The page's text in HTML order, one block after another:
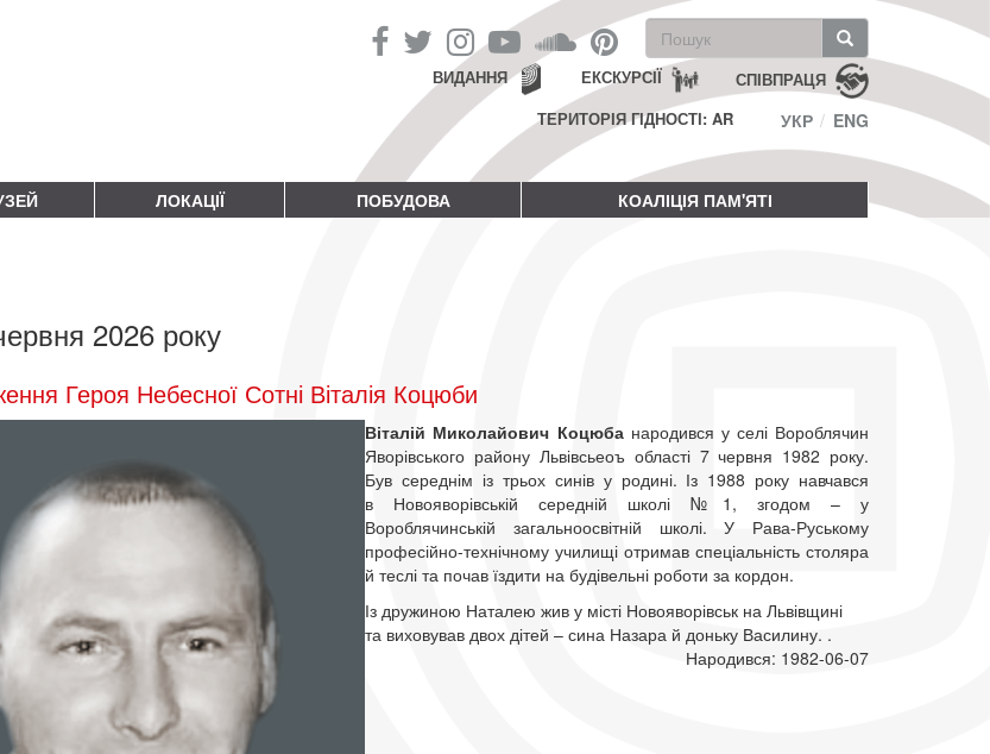
Пошукова
форма
Пошук СПІВПРАЦЯ
ЕКСКУРСІЇ
ВИДАННЯ
ТЕРИТОРІЯ ГІДНОСТІ: AR
УКР ENG
ЛОКАЦІЇ ПОБУДОВА КОАЛІЦІЯ ПАМ'ЯТІ
2026 року
Героя Небесної Сотні Віталія Коцюби
Віталій Миколайович Коцюба народився у селі Вороблячин
Яворівського району Львівсьеоъ області 7 червня 1982 року.
Був середнім із трьох синів у родині. Із 1988 року навчався
в Новояворівській середній школі №1, згодом – у
Вороблячинській загальноосвітній школі. У Рава-Руському
професійно-технічному училищі отримав спеціальність столяра
й теслі та почав їздити на будівельні роботи за кордон.
Із дружиною Наталею жив у місті Новояворівськ на Львівщині
та виховував двох дітей – сина Назара й доньку Василину. .
Народився: 1982-06-07